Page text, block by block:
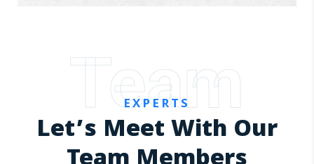
Team
EXPERTS
Let’s Meet With Our